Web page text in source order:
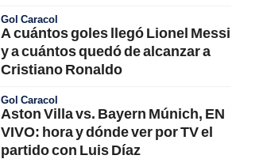
Gol Caracol
A cuántos goles llegó Lionel Messi
y a cuántos quedó de alcanzar a
Cristiano Ronaldo
Gol Caracol
Aston Villa vs. Bayern Múnich, EN
VIVO: hora y dónde ver por TV el
partido con Luis Díaz